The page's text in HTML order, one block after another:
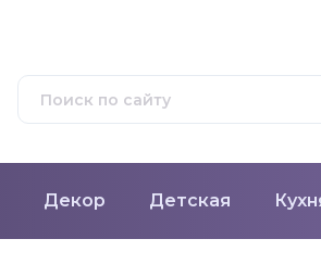
Декор Детская